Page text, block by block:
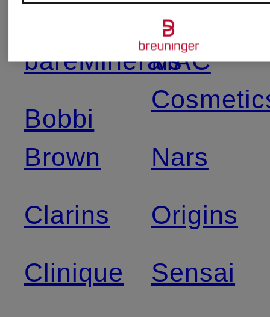
bareMinerals
Bobbi
Brown
Clarins
Clinique
MAC
Nars
Origins
Sensai